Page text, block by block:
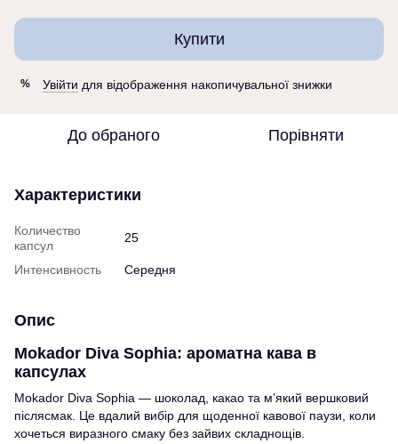
Купити
% Увійти для відображення накопичувальної знижки
До обраного Порівняти
Характеристики
Количество
капсул
25
Интенсивность Середня
Опис
Mokador Diva Sophia: ароматна кава в
капсулах
Mokador Diva Sophia — шоколад, какао та м’який вершковий
післясмак. Це вдалий вибір для щоденної кавової паузи, коли
хочеться виразного смаку без зайвих складнощів.